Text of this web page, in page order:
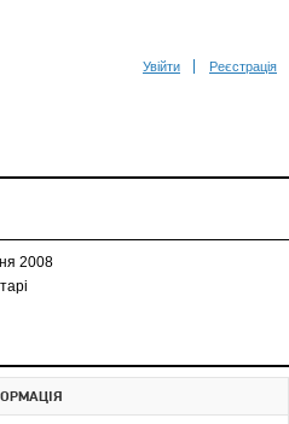
Увійти Реєстрація
2008